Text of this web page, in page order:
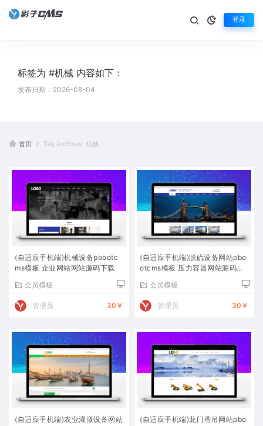
登录
标签为 #机械 内容如下：
发布日期：2026-08-04
首页 Tag Archives: 机械
(自适应手机端)机械设备pbootc
ms模板 企业网站网站源码下载
会员模板
管理员 30￥
(自适应手机端)脱硫设备网站pbo
otcms模板 压力容器网站源码下
会员模板
管理员 30￥
(自适应手机端)农业灌溉设备网站
(自适应手机端)龙门塔吊网站pbo